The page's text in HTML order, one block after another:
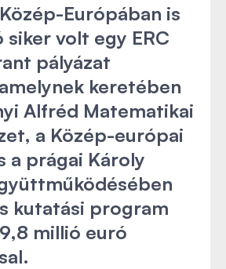
Európában is
siker volt egy ERC
pályázat
keretében
Alfréd Matematikai
a Közép-európai
a prágai Károly
kutatási program
millió euró